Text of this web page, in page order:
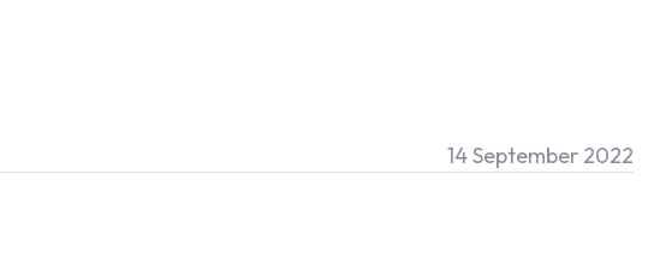
14 September 2022